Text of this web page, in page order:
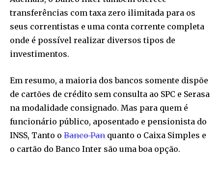
transferências com taxa zero ilimitada para os
seus correntistas e uma conta corrente completa
onde é possível realizar diversos tipos de
investimentos.
Em resumo, a maioria dos bancos somente dispõe
de cartões de crédito sem consulta ao SPC e Serasa
na modalidade consignado. Mas para quem é
funcionário público, aposentado e pensionista do
INSS, Tanto o Banco Pan quanto o Caixa Simples e
o cartão do Banco Inter são uma boa opção.